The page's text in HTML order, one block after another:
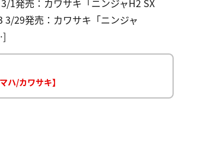
29発売：カワサキ「ニンジャ
ハ/カワサキ】